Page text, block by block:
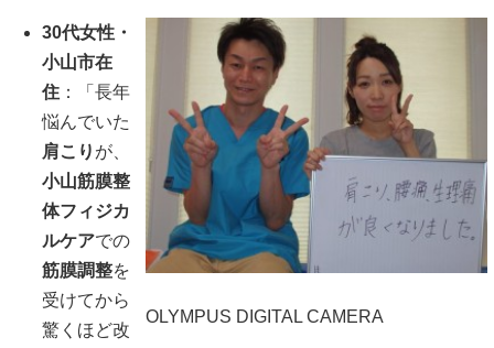
OLYMPUS DIGITAL CAMERA
30代女性・
小山市在
住 ：「長年
悩んでいた
肩こり が、
小山筋膜整
体フィジカ
ルケアでの
筋膜調整を
受けてから
驚くほど改